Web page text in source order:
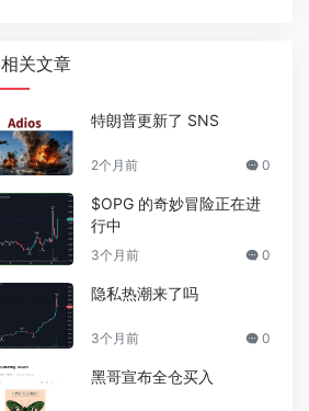
相关文章
特朗普更新了 SNS
2个月前 0
$OPG 的奇妙冒险正在进
行中
3个月前 0
隐私热潮来了吗
3个月前 0
黑哥宣布全仓买入